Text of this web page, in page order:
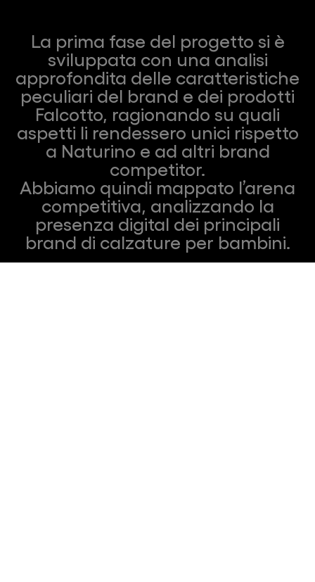
La prima fase del progetto si è
sviluppata con una analisi
approfondita delle caratteristiche
peculiari del brand e dei prodotti
Falcotto, ragionando su quali
aspetti li rendessero unici rispetto
a Naturino e ad altri brand
competitor.
Abbiamo quindi mappato l’arena
competitiva, analizzando la
presenza digital dei principali
brand di calzature per bambini.